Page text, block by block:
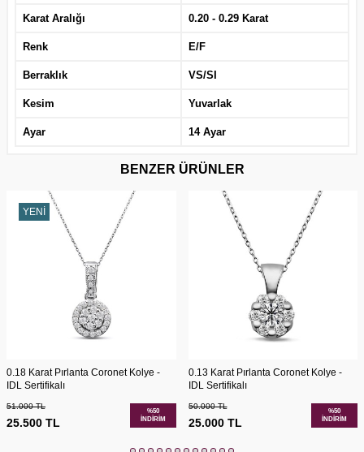
Karat Aralığı 0.20 - 0.29 Karat
Renk E/F
Berraklık VS/SI
Kesim Yuvarlak
Ayar 14 Ayar
BENZER ÜRÜNLER
YENI
0.18 Karat Pırlanta Coronet Kolye -
IDL Sertifikalı
51.000TL
25.500 TL
%50
İNDIRIM
0.13 Karat Pırlanta Coronet Kolye -
IDL Sertifikalı
50.000TL
25.000TL
%50
İNDIRIM